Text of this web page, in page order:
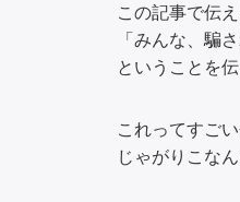
この記事で伝え
「みんな、騙
ということを
これってすご
じゃがりこな